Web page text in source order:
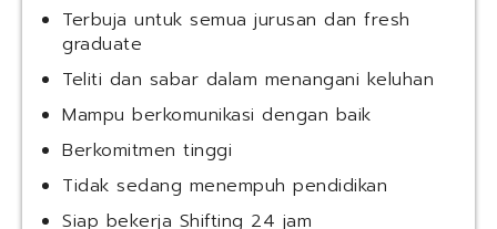
Terbuja untuk semua jurusan dan fresh
graduate
Teliti dan sabar dalam menangani keluhan
Mampu berkomunikasi dengan baik
Berkomitmen tinggi
Tidak sedang menempuh pendidikan
Siap bekerja Shifting 24 jam